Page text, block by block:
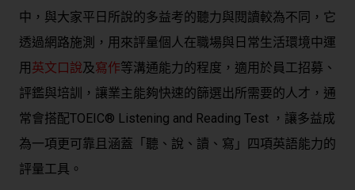
中，與大家平日所說的多益考的聽力與閱讀較為不同，它
透過網路施測，用來評量個人在職場與日常生活環境中運
用 英文口說及寫作等溝通能力的程度，適用於員工招募、
評鑑與培訓，讓業主能夠快速的篩選出所需要的人才，通
常會搭配TOEIC® Listening and Reading Test ，讓多益成
為一項更可靠且涵蓋「聽、說、讀、寫」四項英語能力的
評量工具。